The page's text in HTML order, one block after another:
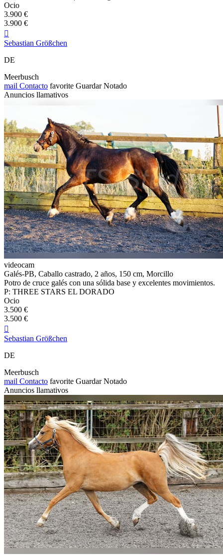
Ocio
3.900 €
3.900 €

Sebastian Größchen
DE
Meerbusch
mail Contacto favorite Guardar Notado
Anuncios llamativos
videocam
Galés-PB, Caballo castrado, 2 años, 150 cm, Morcillo
Potro de cruce galés con una sólida base y excelentes movimientos.
P: THREE STARS EL DORADO
Ocio
3.500 €
3.500 €

Sebastian Größchen
DE
Meerbusch
mail Contacto favorite Guardar Notado
Anuncios llamativos